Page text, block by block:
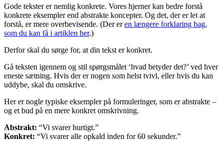
Gode tekster er nemlig konkrete. Vores hjerner kan bedre forstå
konkrete eksempler end abstrakte koncepter. Og det, der er let at
forstå, er mere overbevisende. (Der eren længere forklaring bag,
som du kan få i artiklen her.)
Derfor skal du sørge for, at din tekst er konkret.
Gå teksten igennem og stil spørgsmålet ‘hvad betyder det?’ ved hver
eneste sætning. Hvis der er nogen som helst tvivl, eller hvis du kan
uddybe, skal du omskrive.
Her er nogle typiske eksempler på formuleringer, som er abstrakte –
og et bud på en mere konkret omskrivning.
Abstrakt: “Vi svarer hurtigt.”
Konkret: “Vi svarer alle opkald inden for 60 sekunder.”